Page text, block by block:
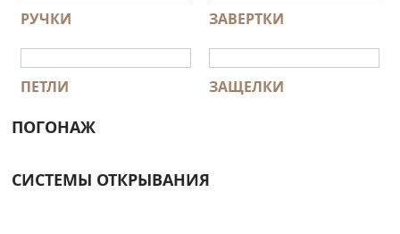
РУЧКИ ЗАВЕРТКИ
ПЕТЛИ ЗАЩЕЛКИ
ПОГОНАЖ
СИСТЕМЫ ОТКРЫВАНИЯ